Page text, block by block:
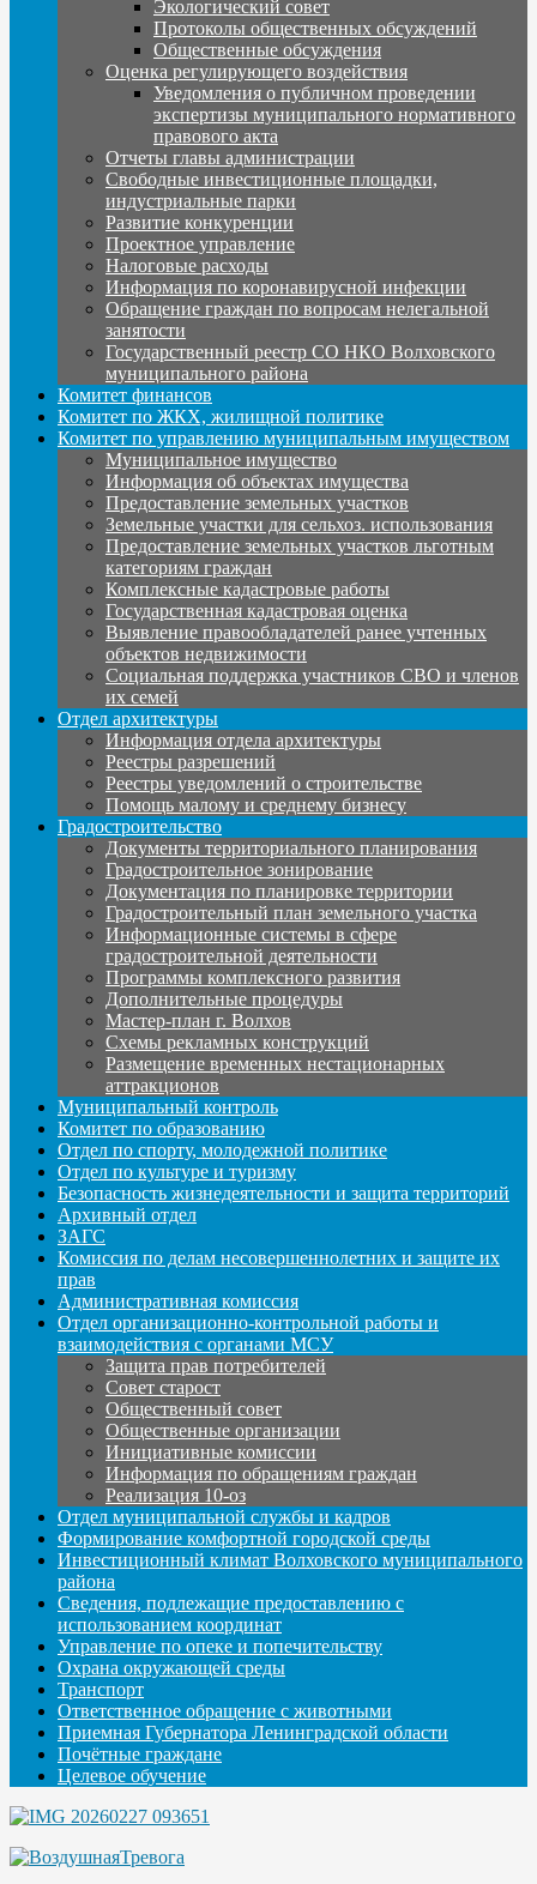
Экологический совет
Протоколы общественных обсуждений
Общественные обсуждения
Оценка регулирующего воздействия
Уведомления о публичном проведении
экспертизы муниципального нормативного
правового акта
Отчеты главы администрации
Свободные инвестиционные площадки,
индустриальные парки
Развитие конкуренции
Проектное управление
Налоговые расходы
Информация по коронавирусной инфекции
Обращение граждан по вопросам нелегальной
занятости
Государственный реестр СО НКО Волховского
муниципального района
Комитет финансов
Комитет по ЖКХ, жилищной политике
Комитет по управлению муниципальным имуществом
Муниципальное имущество
Информация об объектах имущества
Предоставление земельных участков
Земельные участки для сельхоз. использования
Предоставление земельных участков льготным
категориям граждан
Комплексные кадастровые работы
Государственная кадастровая оценка
Выявление правообладателей ранее учтенных
объектов недвижимости
Социальная поддержка участников СВО и членов
их семей
Отдел архитектуры
Информация отдела архитектуры
Реестры разрешений
Реестры уведомлений о строительстве
Помощь малому и среднему бизнесу
Градостроительство
Документы территориального планирования
Градостроительное зонирование
Документация по планировке территории
Градостроительный план земельного участка
Информационные системы в сфере
градостроительной деятельности
Программы комплексного развития
Дополнительные процедуры
Мастер-план г. Волхов
Схемы рекламных конструкций
Размещение временных нестационарных
аттракционов
Муниципальный контроль
Комитет по образованию
Отдел по спорту, молодежной политике
Отдел по культуре и туризму
Безопасность жизнедеятельности и защита территорий
Архивный отдел
ЗАГС
Комиссия по делам несовершеннолетних и защите их
прав
Административная комиссия
Отдел организационно-контрольной работы и
взаимодействия с органами МСУ
Защита прав потребителей
Совет старост
Общественный совет
Общественные организации
Инициативные комиссии
Информация по обращениям граждан
Реализация 10-оз
Отдел муниципальной службы и кадров
Формирование комфортной городской среды
Инвестиционный климат Волховского муниципального
района
Сведения, подлежащие предоставлению с
использованием координат
Управление по опеке и попечительству
Охрана окружающей среды
Транспорт
Ответственное обращение с животными
Приемная Губернатора Ленинградской области
Почётные граждане
Целевое обучение